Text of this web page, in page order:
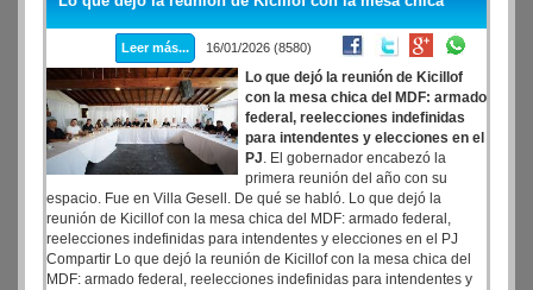
Leer más... 16/01/2026 (8580)
Lo que dejó la reunión de Kicillof
con la mesa chica del MDF: armado
federal, reelecciones indefinidas
para intendentes y elecciones en el
PJ. El gobernador encabezó la
primera reunión del año con su
espacio. Fue en Villa Gesell. De qué se habló. Lo que dejó la
reunión de Kicillof con la mesa chica del MDF: armado federal,
reelecciones indefinidas para intendentes y elecciones en el PJ
Compartir Lo que dejó la reunión de Kicillof con la mesa chica del
MDF: armado federal, reelecciones indefinidas para intendentes y